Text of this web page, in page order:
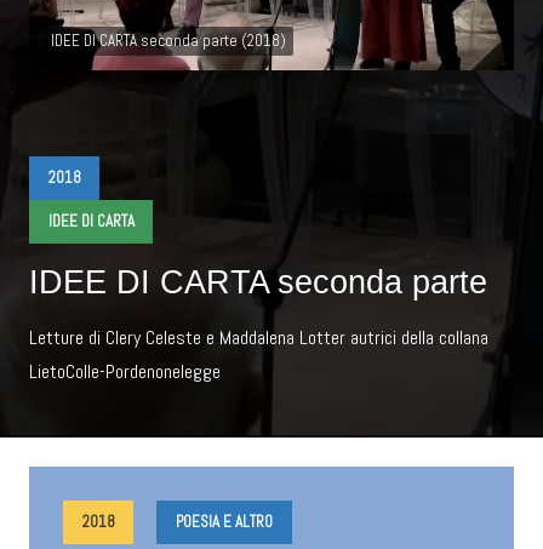
IDEE DI CARTA seconda parte (2018)
2018
IDEE DI CARTA
IDEE DI CARTA seconda parte
Letture di Clery Celeste e Maddalena Lotter autrici della collana
LietoColle-Pordenonelegge
2018 POESIA E ALTRO